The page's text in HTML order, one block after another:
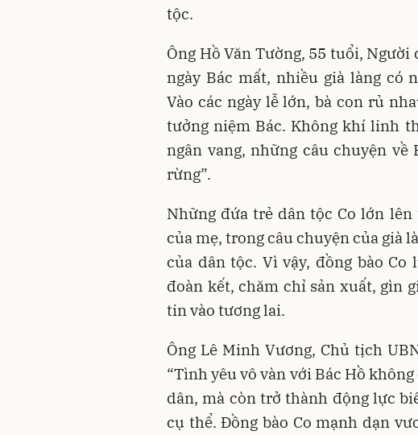
tộc.
Ông Hồ Văn Tường, 55 tuổi,
ngày Bác mất, nhiều già làng có
Vào các ngày lễ lớn, bà con rủ
tưởng niệm Bác. Không khí linh
ngân vang, những câu chuyện
rừng”.
Những đứa trẻ dân tộc Co lớn
của mẹ, trong câu chuyện của già
của dân tộc. Vì vậy, đồng bào
đoàn kết, chăm chỉ sản xuất, gìn
tin vào tương lai.
Ông Lê Minh Vương, Chủ tịch
“Tình yêu vô vàn với Bác Hồ
dân, mà còn trở thành động lực
cụ thể. Đồng bào Co mạnh dạn